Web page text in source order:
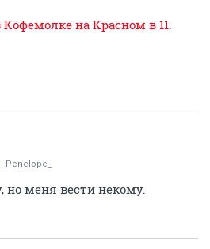
на Красном в 11.
Penelope_
но меня вести некому.